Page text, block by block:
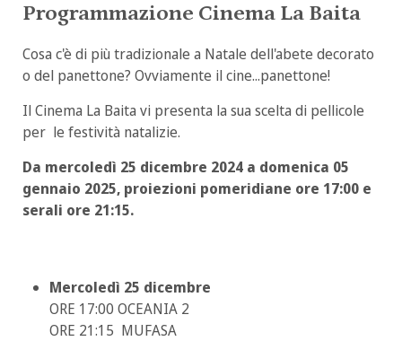
Programmazione Cinema La Baita
Cosa c'è di più tradizionale a Natale dell'abete decorato
o del panettone? Ovviamente il cine...panettone!
Il Cinema La Baita vi presenta la sua scelta di pellicole
per le festività natalizie.
Da mercoledì 25 dicembre 2024 a domenica 05
gennaio 2025, proiezioni pomeridiane ore 17:00 e
serali ore 21:15.
Mercoledì 25 dicembre
ORE 17:00 OCEANIA 2
ORE 21:15 MUFASA